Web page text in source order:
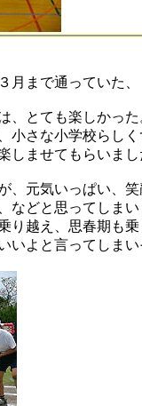
月まで通っていた
、とても楽しかった
小さな小学校らし
しませてもらいまし
、元気いっぱい、
などと思ってしまい
り越え、思春期も
いよと言ってしまい